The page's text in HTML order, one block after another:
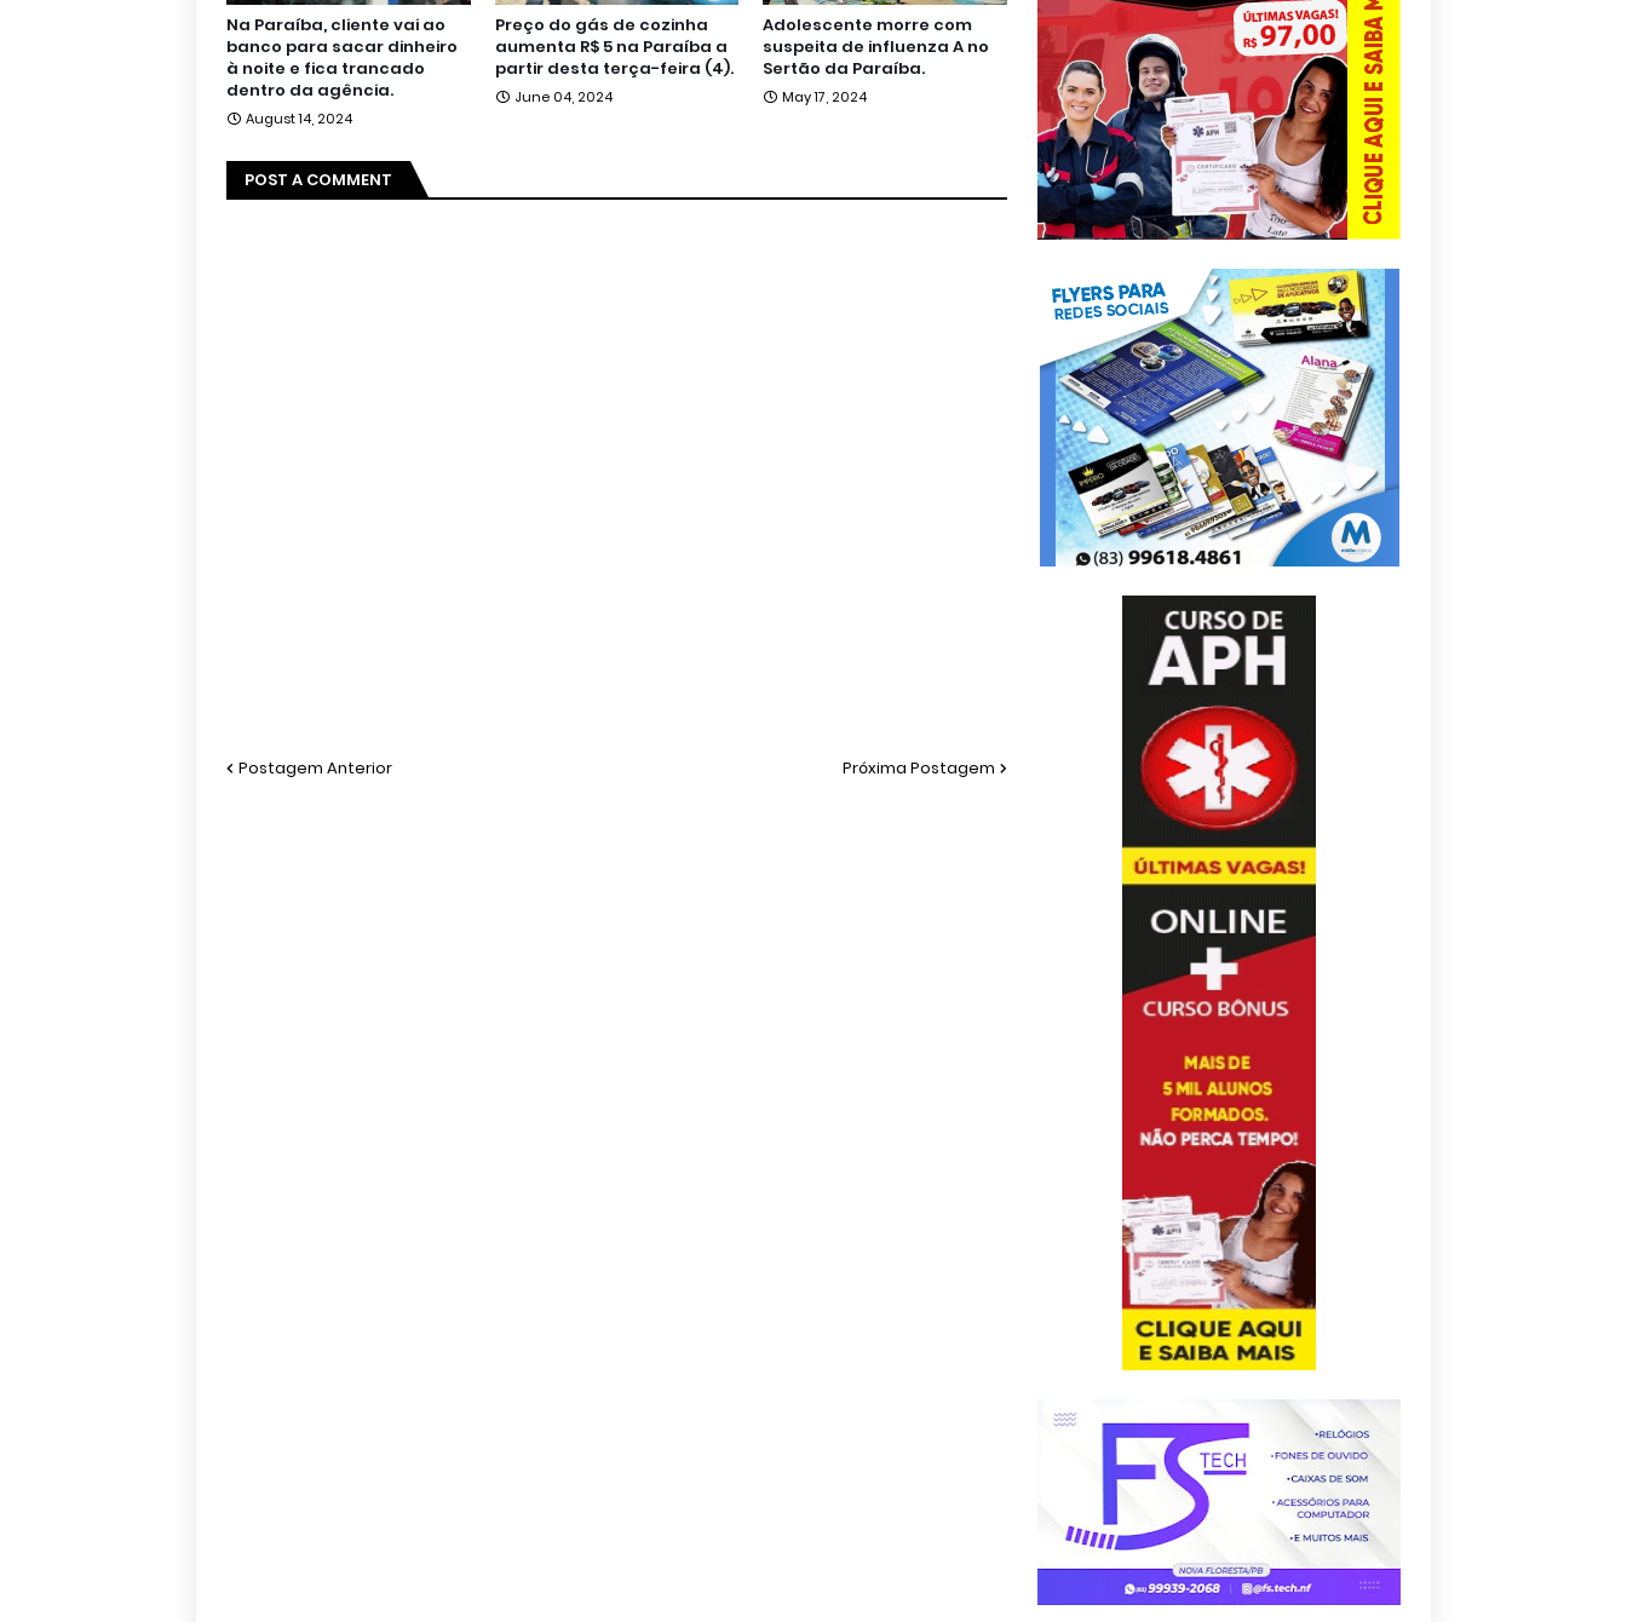
Na Paraíba, cliente vai ao
banco para sacar dinheiro
à noite e fica trancado
dentro da agência.
August 14, 2024
Preço do gás de cozinha
aumenta R$ 5 na Paraíba a
partir desta terça-feira (4).
June 04, 2024
Adolescente morre com
suspeita de influenza A no
Sertão da Paraíba.
May 17, 2024
POST A COMMENT
Postagem Anterior Próxima Postagem